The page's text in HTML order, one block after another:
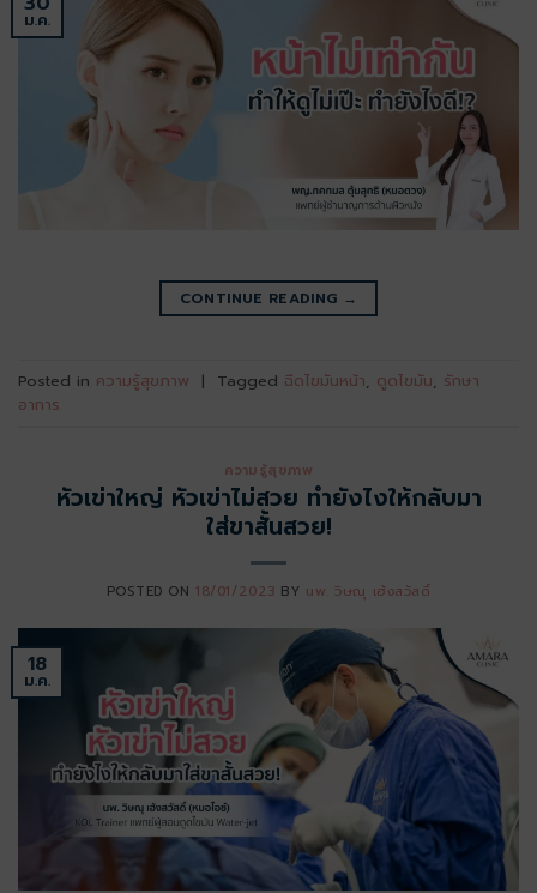
ม.ค.
CONTINUE READING →
Posted in ความรู้สุขภาพ | Tagged ฉีดไขมันหน้า ดูดไขมัน รักษา
อาการ
ความรู้สุขภาพ
หัวเข่าใหญ่ หัวเข่าไม่สวย ทำยังไงให้กลับมา
ใส่ขาสั้นสวย!
POSTED ON 18/01/2023 BY นพ. วิษณุ เฮ้งสวัสดิ์
18
ม.ค.